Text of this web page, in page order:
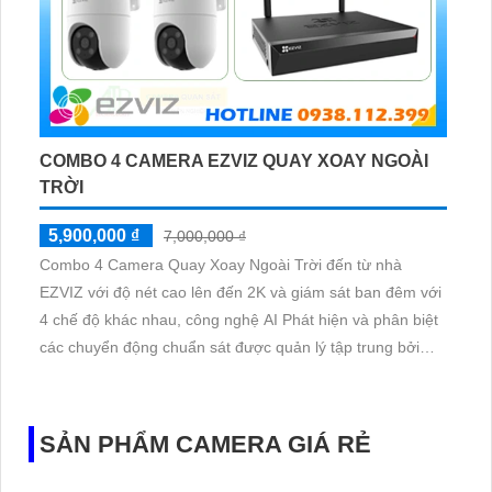
COMBO 4 CAMERA EZVIZ QUAY XOAY NGOÀI
TRỜI
5,900,000 ₫
7,000,000 ₫
Combo 4 Camera Quay Xoay Ngoài Trời đến từ nhà
EZVIZ với độ nét cao lên đến 2K và giám sát ban đêm với
4 chế độ khác nhau, công nghệ AI Phát hiện và phân biệt
các chuyển động chuẩn sát được quản lý tập trung bởi
SẢN PHẨM CAMERA GIÁ RẺ